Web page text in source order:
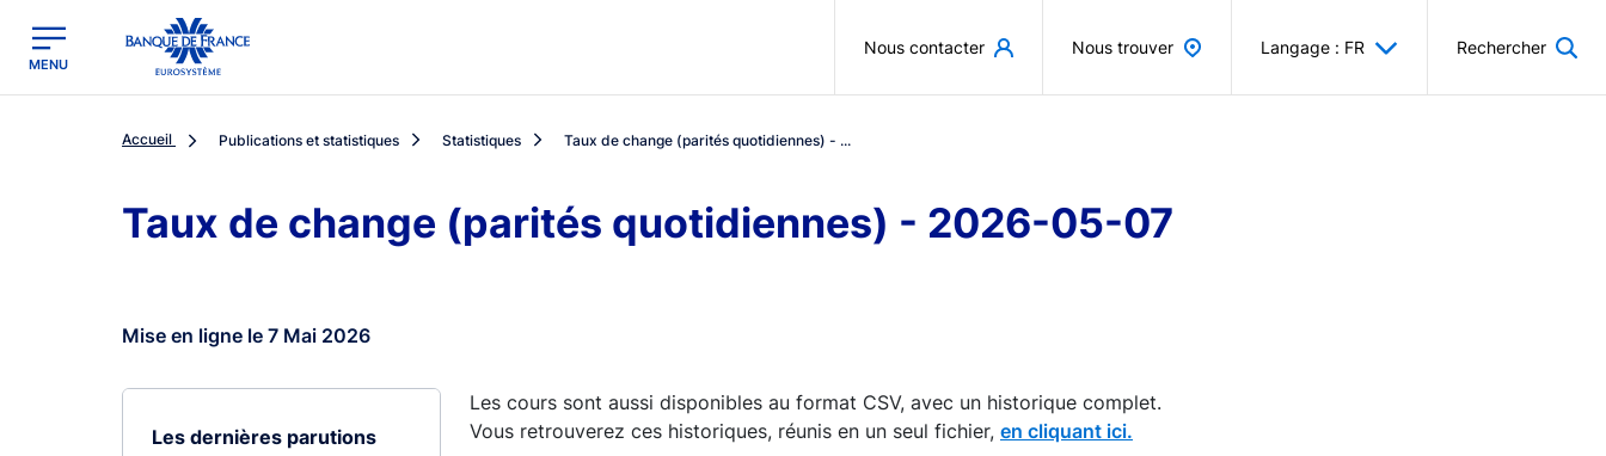
Banque de France - Menu Principal
MENU
Nous contacter Nous trouver Langage : FR Rechercher
Accueil Publications et statistiques Statistiques Taux de change (parités quotidiennes) - ...
Taux de change (parités quotidiennes) - 2026-05-07
Mise en ligne le 7 Mai 2026
Les dernières parutions
Les cours sont aussi disponibles au format CSV, avec un historique complet.
Vous retrouverez ces historiques, réunis en un seul fichier, en cliquant ici.